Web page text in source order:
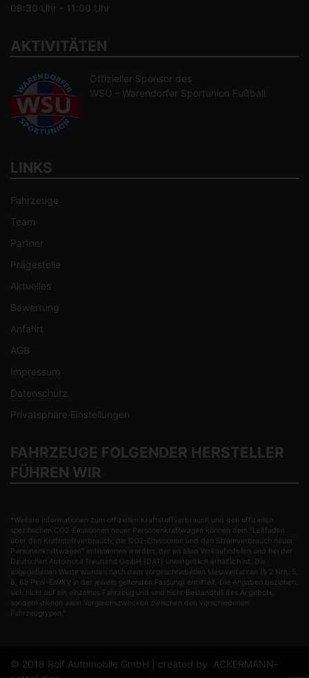
08:30 Uhr - 11:00 Uhr
AKTIVITÄTEN
Offizieller Sponsor des
WSU – Warendorfer Sportunion Fußball
LINKS
Fahrzeuge
Team
Partner
Prägestelle
Aktuelles
Bewertung
Anfahrt
AGB
Impressum
Datenschutz
Privatsphäre Einstellungen
FAHRZEUGE FOLGENDER HERSTELLER
FÜHREN WIR
*Weitere Informationen zum offiziellen Kraftstoffverbrauch und den offiziellen
spezifischen CO2-Emissionen neuer Personenkraftwagen können dem "Leitfaden
über den Kraftstoffverbrauch, die CO2-Emissionen und den Stromverbrauch neuer
Personenkraftwagen" entnommen werden, der an allen Verkaufsstellen und bei der
Deutschen Automobil Treuhand GmbH (DAT) unentgeltlich erhältlich ist. Die
angegebenen Werte wurden nach dem vorgeschriebenen Messverfahren (§ 2 Nrn. 5,
6, 6a Pkw-EnVKV in der jeweils geltenden Fassung) ermittelt. Die Angaben beziehen
sich nicht auf ein einzelnes Fahrzeug und sind nicht Bestandteil des Angebots,
sondern dienen allein Vergleichszwecken zwischen den verschiedenen
Fahrzeugtypen."
© 2018 Rolf Automobile GmbH | created by ACKERMANN-